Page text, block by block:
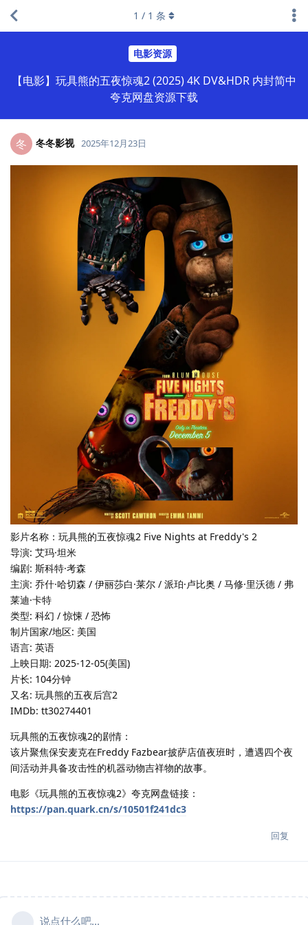
电影资源
【电影】玩具熊的五夜惊魂2 (2025) 4K DV&HDR 内封简中
夸克网盘资源下载
1 / 1 条
冬 冬冬影视 2025年12月23日
影片名称：玩具熊的五夜惊魂2 Five Nights at Freddy's 2
导演: 艾玛·坦米
编剧: 斯科特·考森
主演: 乔什·哈切森 / 伊丽莎白·莱尔 / 派珀·卢比奥 / 马修·里沃德 / 弗
莱迪·卡特
类型: 科幻 / 惊悚 / 恐怖
制片国家/地区: 美国
语言: 英语
上映日期: 2025-12-05(美国)
片长: 104分钟
又名: 玩具熊的五夜后宫2
IMDb: tt30274401
玩具熊的五夜惊魂2的剧情：
该片聚焦保安麦克在Freddy Fazbear披萨店值夜班时，遭遇四个夜
间活动并具备攻击性的机器动物吉祥物的故事。
电影《玩具熊的五夜惊魂2》夸克网盘链接：
https://pan.quark.cn/s/10501f241dc3
回复
说点什么吧...